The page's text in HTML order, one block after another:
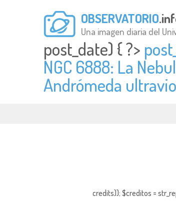
OBSERVATORIO
Una imagen diaria del
post_date) { ?>
NGC 6888: La
Andrómeda
credits)); $creditos =